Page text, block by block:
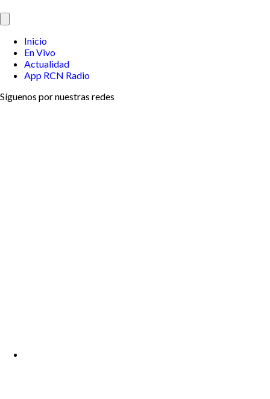
Inicio
En Vivo
Actualidad
App RCN Radio
Síguenos por nuestras redes